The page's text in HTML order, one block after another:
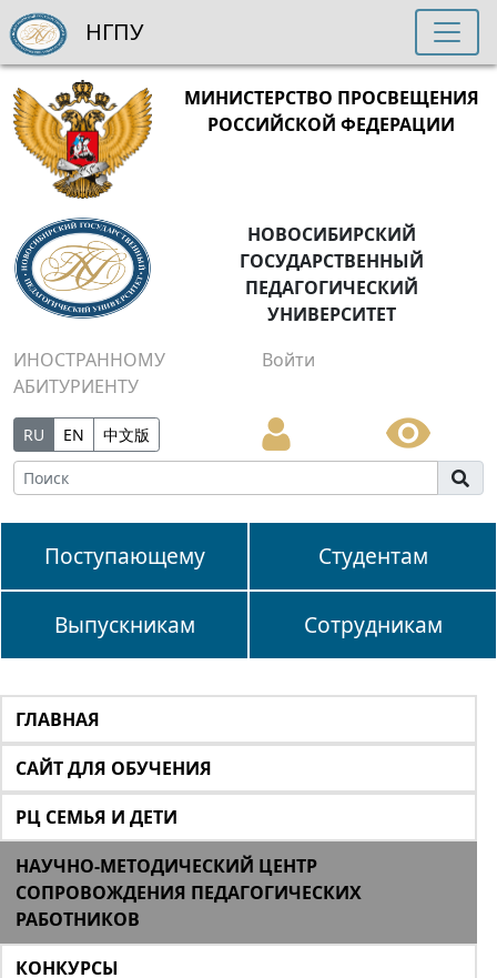
МИНИСТЕРСТВО ПРОСВЕЩЕНИЯ
РОССИЙСКОЙ ФЕДЕРАЦИИ
НОВОСИБИРСКИЙ
ГОСУДАРСТВЕННЫЙ
ПЕДАГОГИЧЕСКИЙ
УНИВЕРСИТЕТ
ИНОСТРАННОМУ
АБИТУРИЕНТУ
Войти
RU EN 中文版
Поступающему Студентам
Выпускникам Сотрудникам
НГПУ
ГЛАВНАЯ
САЙТ ДЛЯ ОБУЧЕНИЯ
РЦ СЕМЬЯ И ДЕТИ
НАУЧНО-МЕТОДИЧЕСКИЙ ЦЕНТР
СОПРОВОЖДЕНИЯ ПЕДАГОГИЧЕСКИХ
РАБОТНИКОВ
КОНКУРСЫ